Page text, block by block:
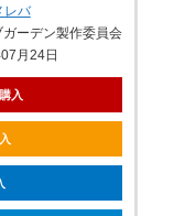
レバ
ーデン製作委員会
月24日
入